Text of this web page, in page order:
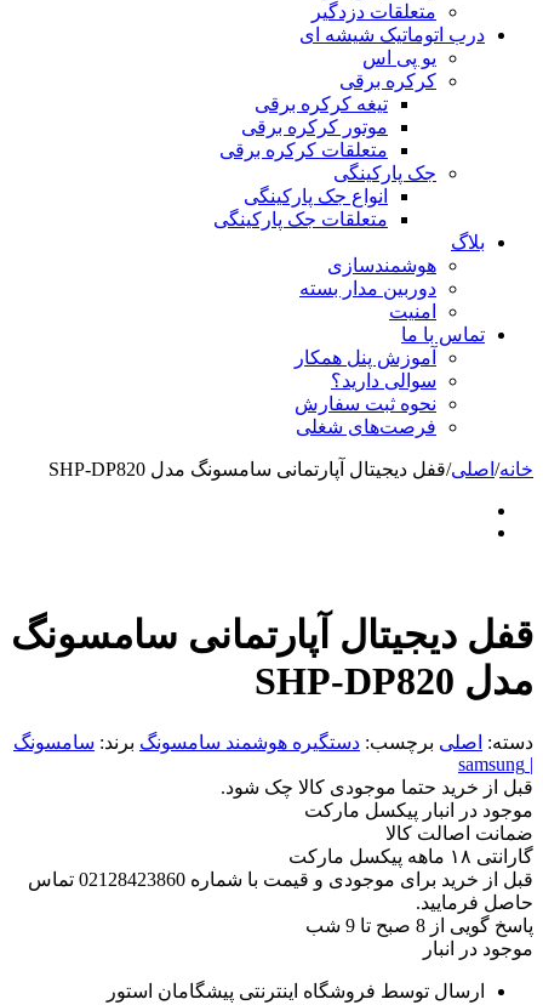
متعلقات دزدگیر
درب اتوماتیک شیشه ای
یو پی اس
کرکره برقی
تیغه کرکره برقی
موتور کرکره برقی
متعلقات کرکره برقی
جک پارکینگی
انواع جک پارکینگی
متعلقات جک پارکینگی
بلاگ
هوشمندسازی
دوربین مدار بسته
امنیت
تماس با ما
آموزش پنل همکار
سوالی دارید؟
نحوه ثبت سفارش
فرصت‌های شغلی
خانه/ اصلی/قفل دیجیتال آپارتمانی سامسونگ مدل SHP-DP820
قفل دیجیتال آپارتمانی سامسونگ
مدل SHP-DP820
دسته: اصلی برچسب: دستگیره هوشمند سامسونگ برند: سامسونگ
| samsung
قبل از خرید حتما موجودی کالا چک شود.
موجود در انبار پیکسل مارکت
ضمانت اصالت کالا
گارانتی ۱۸ ماهه پیکسل مارکت
قبل از خرید برای موجودی و قیمت با شماره 02128423860 تماس
حاصل فرمایید.
پاسخ گویی از 8 صبح تا 9 شب
موجود در انبار
ارسال توسط فروشگاه اینترنتی پیشگامان استور